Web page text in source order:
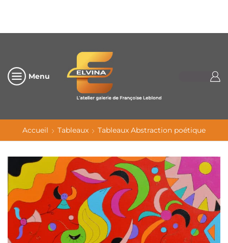
Menu
Accueil Tableaux Tableaux Abstraction poétique